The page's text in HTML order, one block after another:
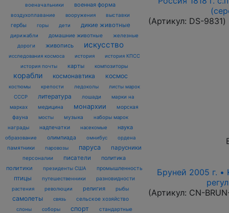
военачальники военная форма
воздухоплавание вооружения выставки
гербы горы дети дикие животные
дирижабли домашние животные
железные
дороги
живопись искусство
исследования космоса история
история КПСС
история почты
карты композиторы
корабли космонавтика космос
костюмы крепости ледоколы
листы марок
СССР
литература лошади
марки на
марках
медицина монархии
морская
фауна
мосты музыка наборы марок
награды надпечатки насекомые наука
образование олимпиада омнибус ордена
памятники паровозы паруса парусники
персоналии писатели
политика
политики
президенты США промышленность
птицы путешественники разновидности
растения революции религия рыбы
самолеты связь сельское хозяйство
слоны соборы спорт
стандартные
(Артикул: DS-9831)
Бруней 2005 г. •
(Артикул: CN-